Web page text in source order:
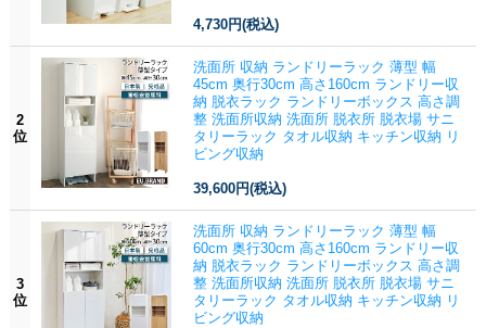
4,730円(税込)
2
位
洗面所 収納 ランドリーラック 薄型 幅
45cm 奥行30cm 高さ160cm ランドリー収
納 脱衣ラック ランドリーボックス 高さ調
整 洗面所収納 洗面所 脱衣所 脱衣場 サニ
タリーラック タオル収納 キッチン収納 リ
ビング収納
39,600円(税込)
3
位
洗面所 収納 ランドリーラック 薄型 幅
60cm 奥行30cm 高さ160cm ランドリー収
納 脱衣ラック ランドリーボックス 高さ調
整 洗面所収納 洗面所 脱衣所 脱衣場 サニ
タリーラック タオル収納 キッチン収納 リ
ビング収納